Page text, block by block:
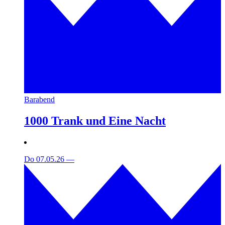
Barabend
1000 Trank und Eine Nacht
Do 07.05.26 —